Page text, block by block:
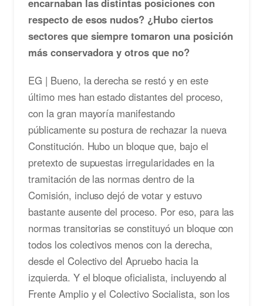
encarnaban las distintas posiciones con
respecto de esos nudos? ¿Hubo ciertos
sectores que siempre tomaron una posición
más conservadora y otros que no?
EG | Bueno, la derecha se restó y en este
último mes han estado distantes del proceso,
con la gran mayoría manifestando
públicamente su postura de rechazar la nueva
Constitución. Hubo un bloque que, bajo el
pretexto de supuestas irregularidades en la
tramitación de las normas dentro de la
Comisión, incluso dejó de votar y estuvo
bastante ausente del proceso. Por eso, para las
normas transitorias se constituyó un bloque con
todos los colectivos menos con la derecha,
desde el Colectivo del Apruebo hacia la
izquierda. Y el bloque oficialista, incluyendo al
Frente Amplio y el Colectivo Socialista, son los